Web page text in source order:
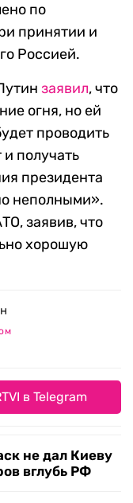
по
принятии и
Россией.
заявил, что
огня, но ей
проводить
получать
президента
неполными».
заявив, что
хорошую
в Telegram
не дал Киеву
вглубь РФ